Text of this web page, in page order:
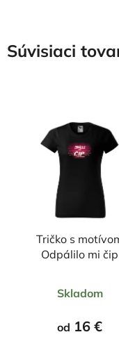
Súvisiaci
Tričko s
Odpálilo mi čip
produktu
Skladom
od 16 €